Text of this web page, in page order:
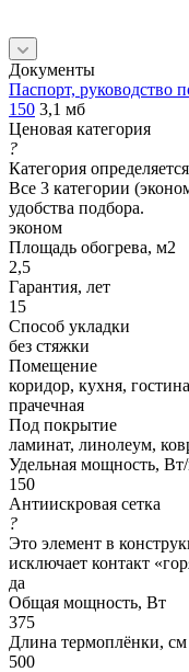
Документы
Паспорт, руководство
150 3,1 мб
Ценовая категория
?
Категория
Все 3 категории
удобства подбора.
эконом
Площадь обогрева, м2
2,5
Гарантия, лет
15
Способ укладки
без стяжки
Помещение
коридор, кухня,
прачечная
Под покрытие
ламинат, линолеум,
Удельная мощность,
150
Антиискровая сетка
?
Это элемент в
исключает контакт
да
Общая мощность, Вт
375
Длина термоплёнки, см
500